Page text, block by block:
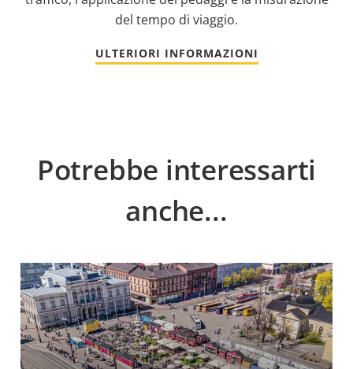
del tempo di viaggio.
ULTERIORI INFORMAZIONI
Potrebbe interessarti
anche...